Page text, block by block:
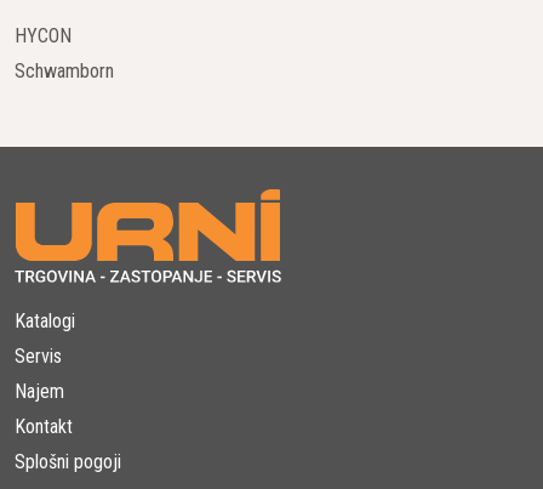
HYCON
Schwamborn
Katalogi
Servis
Najem
Kontakt
Splošni pogoji